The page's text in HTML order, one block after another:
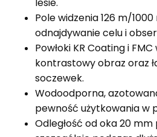
Pole widzenia 126 m/
odnajdywanie celu i
Powłoki KR Coating i
kontrastowy obraz oraz
soczewek.
Wodoodporna,
pewność użytkowania w
Odległość od oka 20